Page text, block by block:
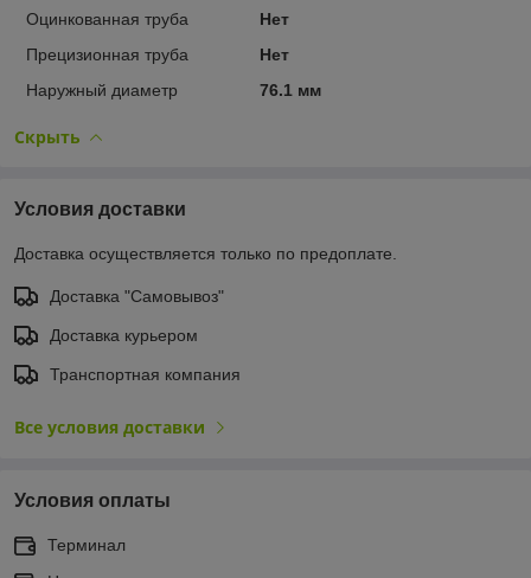
Оцинкованная труба
Нет
Прецизионная труба
Нет
Наружный диаметр
76.1 мм
Скрыть
Условия доставки
Доставка осуществляется только по предоплате.
Доставка "Самовывоз"
Доставка курьером
Транспортная компания
Все условия доставки
Условия оплаты
Терминал